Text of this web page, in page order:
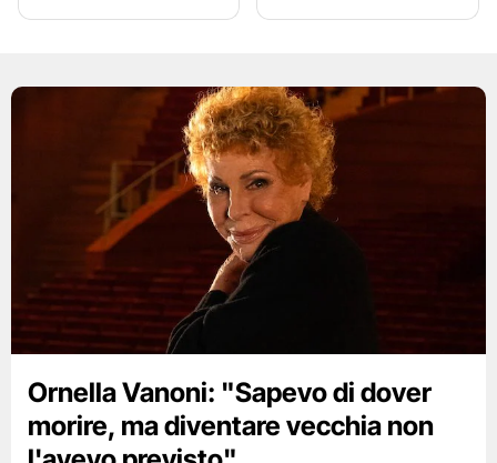
Ornella Vanoni: "Sapevo di dover
morire, ma diventare vecchia non